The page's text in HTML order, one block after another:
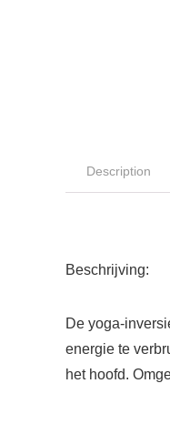
Description
Beschrijving:
De yoga-
energie te
het hoofd.